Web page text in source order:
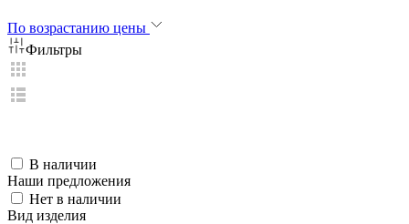
По возрастанию цены
Фильтры
В наличии
Наши предложения
Нет в наличии
Вид изделия